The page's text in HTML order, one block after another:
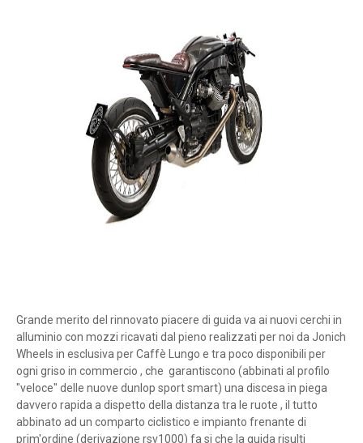
Grande merito del rinnovato piacere di guida va ai nuovi cerchi in
alluminio con mozzi ricavati dal pieno realizzati per noi da Jonich
Wheels in esclusiva per Caffè Lungo e tra poco disponibili per
ogni griso in commercio , che garantiscono (abbinati al profilo
"veloce" delle nuove dunlop sport smart) una discesa in piega
davvero rapida a dispetto della distanza tra le ruote , il tutto
abbinato ad un comparto ciclistico e impianto frenante di
prim'ordine (derivazione rsv1000) fa si che la guida risulti